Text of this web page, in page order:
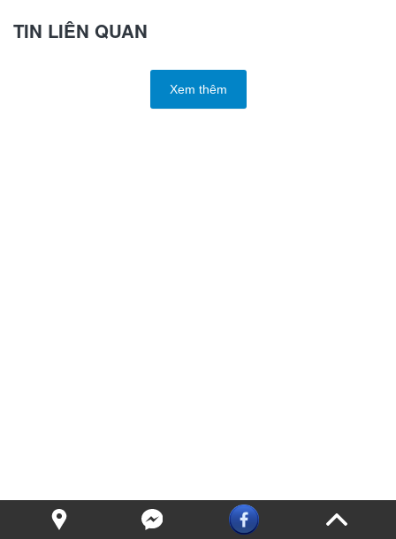
TIN LIÊN QUAN
Xem thêm